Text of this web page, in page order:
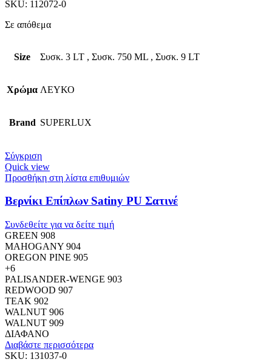
SKU: 112072-0
Σε απόθεμα
Size Συσκ. 3 LT , Συσκ. 750 ML , Συσκ. 9 LT
Χρώμα ΛΕΥΚΟ
Brand SUPERLUX
Σύγκριση
Quick view
Προσθήκη στη λίστα επιθυμιών
Βερνίκι Επίπλων Satiny PU Σατινέ
Συνδεθείτε για να δείτε τιμή
GREEN 908
MAHOGANY 904
OREGON PINE 905
+6
PALISANDER-WENGE 903
REDWOOD 907
TEAK 902
WALNUT 906
WALNUT 909
ΔΙΑΦΑΝΟ
Διαβάστε περισσότερα
SKU: 131037-0